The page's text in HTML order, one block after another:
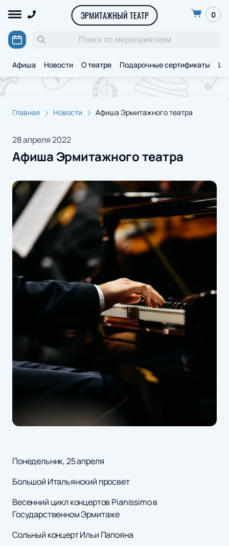
ЭРМИТАЖНЫЙ ТЕАТР 0
Афиша Новости О театре Подарочные сертификаты
Главная Новости Афиша Эрмитажного театра
28 апреля 2022
Афиша Эрмитажного театра
Понедельник, 25 апреля
Большой Итальянский просвет
Весенний цикл концертов Pianissimo в
Государственном Эрмитаже
Сольный концерт Ильи Папояна